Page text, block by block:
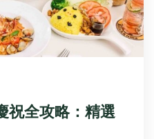
祝全攻略：精選